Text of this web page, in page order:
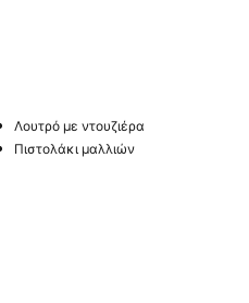
Λουτρό με ντουζιέρα
Πιστολάκι μαλλιών